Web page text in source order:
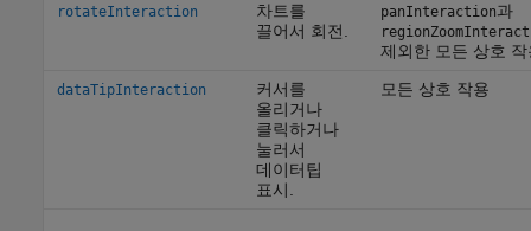
rotateInteraction
차트를
끌어서 회전.
panInteraction과
제외한 모든 상호 작
dataTipInteraction
커서를
올리거나
클릭하거나
눌러서
데이터팁
표시.
모든 상호 작용